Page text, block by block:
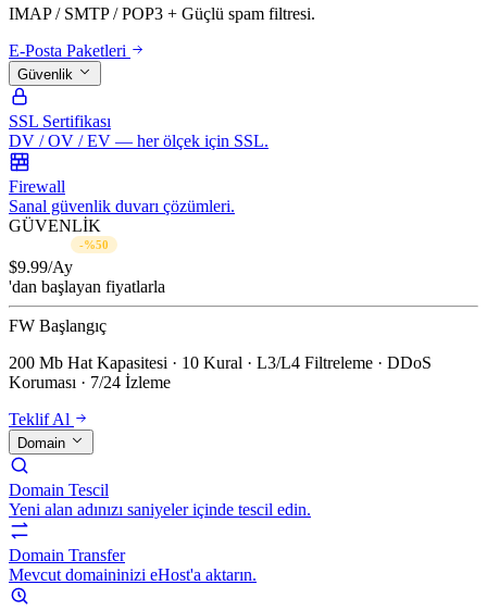
IMAP / SMTP / POP3 + Güçlü spam filtresi.
E-Posta Paketleri
Güvenlik
SSL Sertifikası
DV / OV / EV — her ölçek için SSL.
Firewall
Sanal güvenlik duvarı çözümleri.
GÜVENLİK
-%50
$9.99/Ay
'dan başlayan fiyatlarla
FW Başlangıç
200 Mb Hat Kapasitesi · 10 Kural · L3/L4 Filtreleme · DDoS
Koruması · 7/24 İzleme
Teklif Al
Domain
Domain Tescil
Yeni alan adınızı saniyeler içinde tescil edin.
Domain Transfer
Mevcut domaininizi eHost'a aktarın.